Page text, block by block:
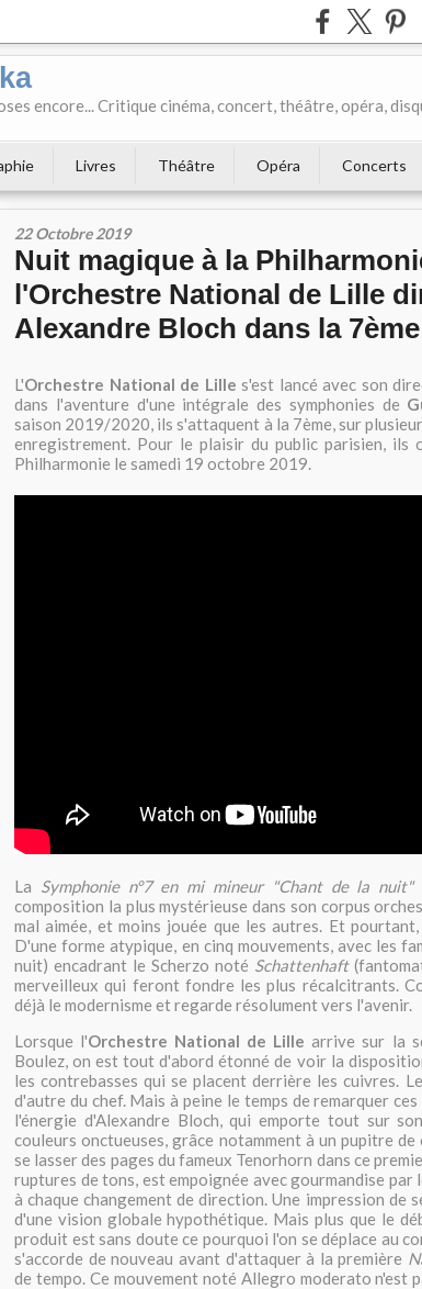
encore... Critique cinéma, concert, théâtre, opéra,
Livres Théâtre Opéra Concerts
22 Octobre 2019
Nuit magique à la
l'Orchestre National de Lille
Alexandre Bloch dans la
L'Orchestre National de Lille s'est lancé avec son
dans l'aventure d'une intégrale des symphonies de
saison 2019/2020, ils s'attaquent à la 7ème, sur
enregistrement. Pour le plaisir du public parisien,
Philharmonie le samedi 19 octobre 2019.
La Symphonie n°7 en mi mineur "Chant de la nuit"
composition la plus mystérieuse dans son corpus
mal aimée, et moins jouée que les autres. Et
D'une forme atypique, en cinq mouvements, avec les
nuit) encadrant le Scherzo noté Schattenhaft
merveilleux qui feront fondre les plus récalcitrants.
déjà le modernisme et regarde résolument vers l'avenir.
Lorsque l'Orchestre National de Lille arrive sur la
Boulez, on est tout d'abord étonné de voir la
les contrebasses qui se placent derrière les cuivres.
d'autre du chef. Mais à peine le temps de remarquer
l'énergie d'Alexandre Bloch, qui emporte tout sur
couleurs onctueuses, grâce notamment à un pupitre
se lasser des pages du fameux Tenorhorn dans ce
ruptures de tons, est empoignée avec gourmandise
à chaque changement de direction. Une impression de
d'une vision globale hypothétique. Mais plus que le
produit est sans doute ce pourquoi l'on se déplace au
s'accorde de nouveau avant d'attaquer à la première
de tempo. Ce mouvement noté Allegro moderato n'est